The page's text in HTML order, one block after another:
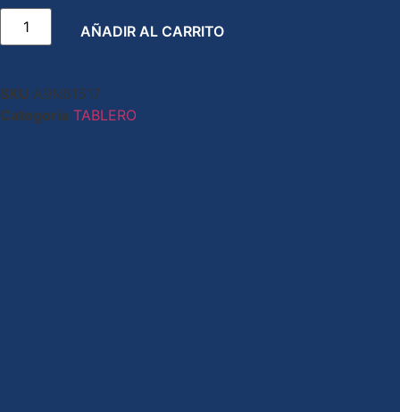
AÑADIR AL CARRITO
SKU A9N61517
Categoría TABLERO